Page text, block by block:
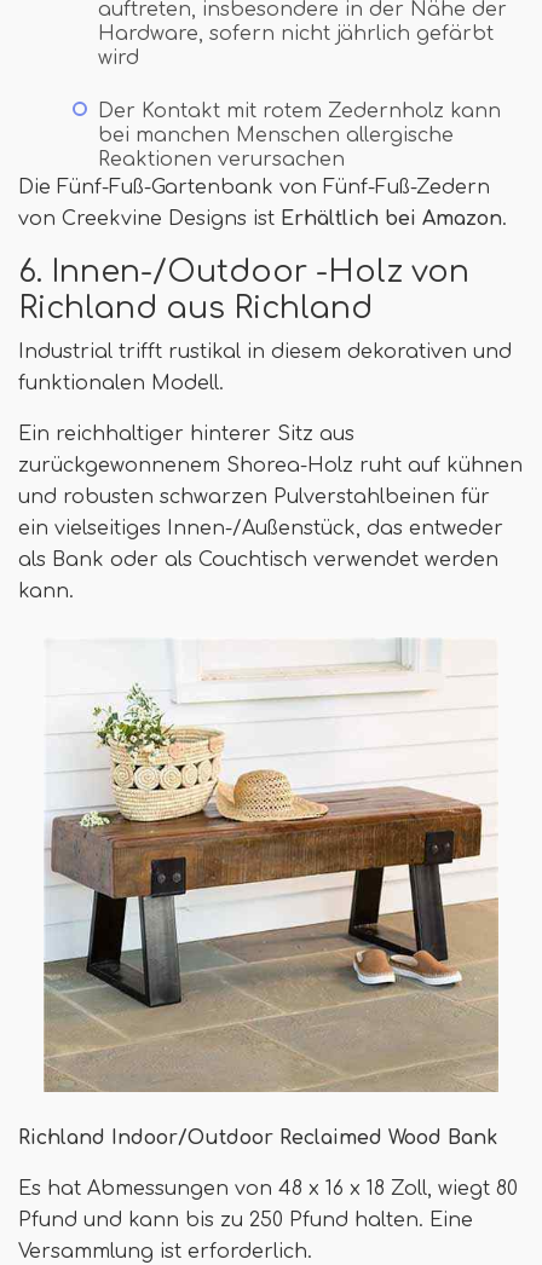
auftreten, insbesondere in der Nähe der
Hardware, sofern nicht jährlich gefärbt
wird
Der Kontakt mit rotem Zedernholz kann
bei manchen Menschen allergische
Reaktionen verursachen
Die Fünf-Fuß-Gartenbank von Fünf-Fuß-Zedern
von Creekvine Designs ist Erhältlich bei Amazon.
6. Innen-/Outdoor -Holz von
Richland aus Richland
Industrial trifft rustikal in diesem dekorativen und
funktionalen Modell.
Ein reichhaltiger hinterer Sitz aus
zurückgewonnenem Shorea-Holz ruht auf kühnen
und robusten schwarzen Pulverstahlbeinen für
ein vielseitiges Innen-/Außenstück, das entweder
als Bank oder als Couchtisch verwendet werden
kann.
Richland Indoor/Outdoor Reclaimed Wood Bank
Es hat Abmessungen von 48 x 16 x 18 Zoll, wiegt 80
Pfund und kann bis zu 250 Pfund halten. Eine
Versammlung ist erforderlich.